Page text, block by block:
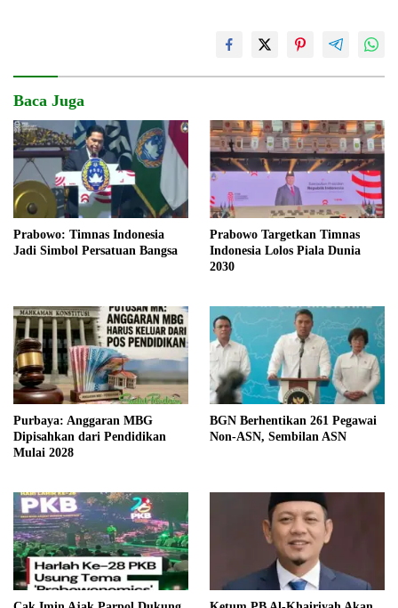
Baca Juga
Prabowo: Timnas Indonesia
Jadi Simbol Persatuan Bangsa
Prabowo Targetkan Timnas
Indonesia Lolos Piala Dunia
2030
Purbaya: Anggaran MBG
Dipisahkan dari Pendidikan
Mulai 2028
BGN Berhentikan 261 Pegawai
Non-ASN, Sembilan ASN